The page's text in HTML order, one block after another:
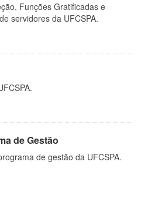
Funções Gratificadas e
servidores da UFCSPA.
de Gestão
de gestão da UFCSPA.